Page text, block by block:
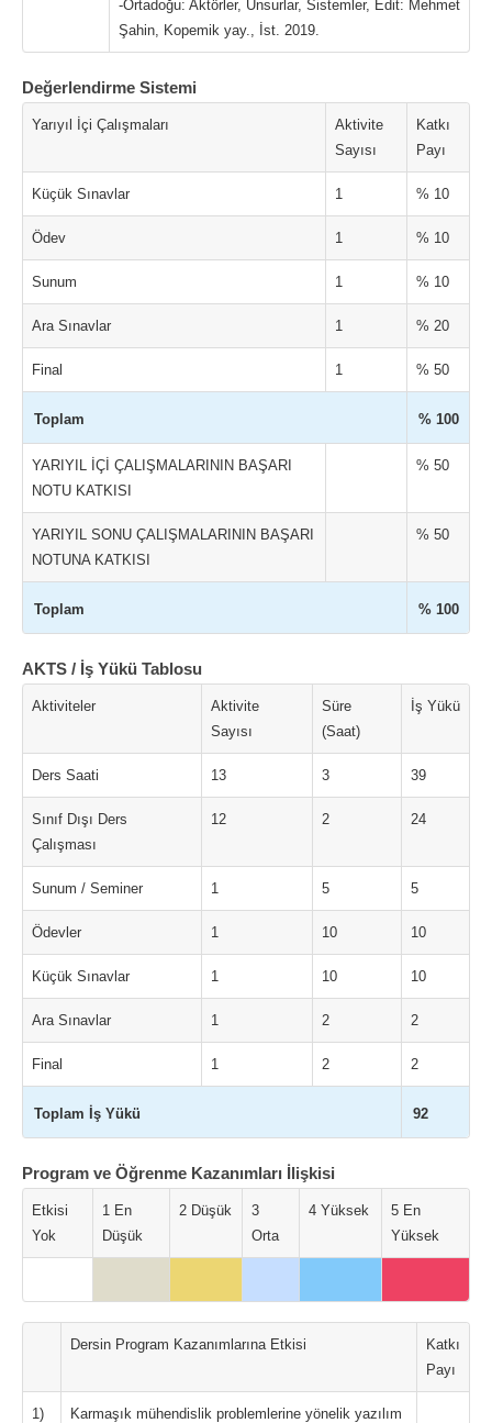
-Ortadoğu: Aktörler, Unsurlar, Sistemler, Edit: Mehmet
Şahin, Kopemik yay., İst. 2019.
Değerlendirme Sistemi
Yarıyıl İçi Çalışmaları
Aktivite
Sayısı
Katkı
Payı
Küçük Sınavlar 1 % 10
Ödev 1 % 10
Sunum 1 % 10
Ara Sınavlar 1 % 20
Final 1 % 50
Toplam % 100
YARIYIL İÇİ ÇALIŞMALARININ BAŞARI
NOTU KATKISI
% 50
YARIYIL SONU ÇALIŞMALARININ BAŞARI
NOTUNA KATKISI
% 50
Toplam % 100
AKTS / İş Yükü Tablosu
Aktiviteler
Aktivite
Sayısı
Süre
(Saat)
İş Yükü
Ders Saati 13 3 39
Sınıf Dışı Ders
Çalışması
12 2 24
Sunum / Seminer 1 5 5
Ödevler 1 10 10
Küçük Sınavlar 1 10 10
Ara Sınavlar 1 2 2
Final 1 2 2
Toplam İş Yükü 92
Program ve Öğrenme Kazanımları İlişkisi
Etkisi
Yok
1 En
Düşük
2 Düşük
3
Orta
4 Yüksek
5 En
Yüksek
Dersin Program Kazanımlarına Etkisi
Katkı
Payı
1)
Karmaşık mühendislik problemlerine yönelik yazılım